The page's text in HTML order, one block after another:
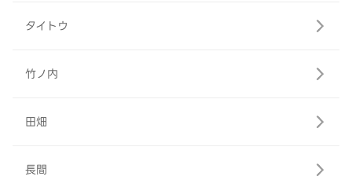
タイトウ
竹ノ内
田畑
長間